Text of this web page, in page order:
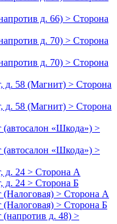
д. 66) > Сторона
д. 70) > Сторона
д. 70) > Сторона
д. 58 (Магнит) > Сторона
д. 58 (Магнит) > Сторона
(автосалон «Шкода») >
(автосалон «Шкода») >
д. 24 > Сторона А
д. 24 > Сторона Б
(Налоговая) > Сторона А
(Налоговая) > Сторона Б
(напротив д. 48) >